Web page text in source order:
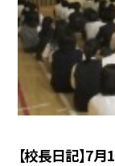
【校長日記】7